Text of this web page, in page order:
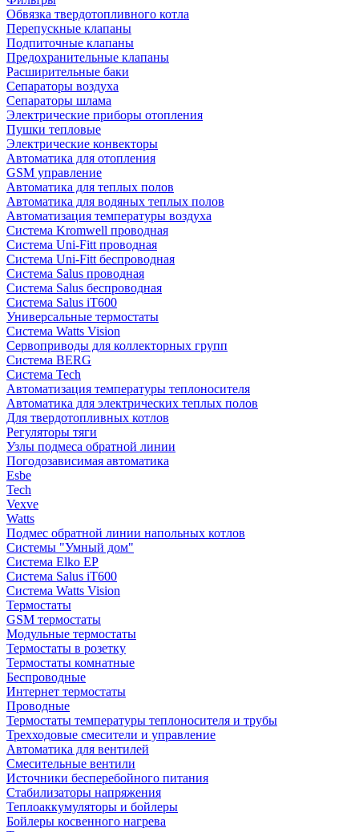
Обвязка твердотопливного котла
Перепускные клапаны
Подпиточные клапаны
Предохранительные клапаны
Расширительные баки
Сепараторы воздуха
Сепараторы шлама
Электрические приборы отопления
Пушки тепловые
Электрические конвекторы
Автоматика для отопления
GSM управление
Автоматика для теплых полов
Автоматика для водяных теплых полов
Автоматизация температуры воздуха
Система Kromwell проводная
Система Uni-Fitt проводная
Система Uni-Fitt беспроводная
Система Salus проводная
Система Salus беспроводная
Система Salus iT600
Универсальные термостаты
Система Watts Vision
Сервоприводы для коллекторных групп
Система BERG
Система Tech
Автоматизация температуры теплоносителя
Автоматика для электрических теплых полов
Для твердотопливных котлов
Регуляторы тяги
Узлы подмеса обратной линии
Погодозависимая автоматика
Esbe
Tech
Vexve
Watts
Подмес обратной линии напольных котлов
Системы "Умный дом"
Система Elko EP
Система Salus iT600
Система Watts Vision
Термостаты
GSM термостаты
Модульные термостаты
Термостаты в розетку
Термостаты комнатные
Беспроводные
Интернет термостаты
Проводные
Термостаты температуры теплоносителя и трубы
Трехходовые смесители и управление
Автоматика для вентилей
Смесительные вентили
Источники бесперебойного питания
Стабилизаторы напряжения
Теплоаккумуляторы и бойлеры
Бойлеры косвенного нагрева